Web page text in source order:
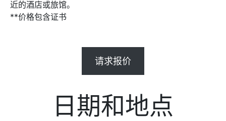
近的酒店或旅馆。
**价格包含证书
请求报价
日期和地点